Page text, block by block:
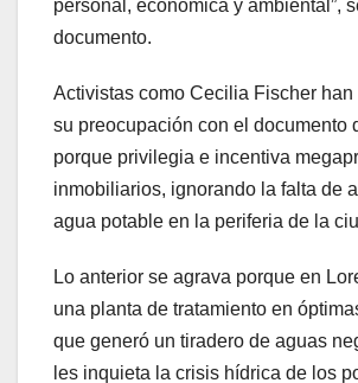
personal, económica y ambiental”,
documento.
Activistas como Cecilia Fischer han
su preocupación con el documento
porque privilegia e incentiva
inmobiliarios, ignorando la falta de
agua potable en la periferia de la
Lo anterior se agrava porque en
una planta de tratamiento en
que generó un tiradero de aguas
les inquieta la crisis hídrica de los